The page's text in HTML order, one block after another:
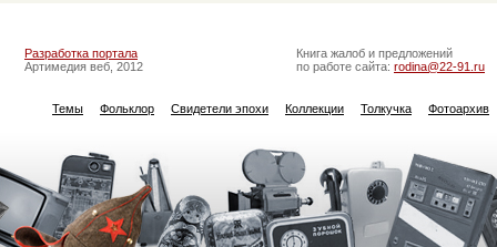
Разработка портала
Артимедия веб, 2012
Книга жалоб и предложений
по работе сайта: rodina@22-91.ru
Темы Фольклор Свидетели эпохи Коллекции Толкучка Фотоархив